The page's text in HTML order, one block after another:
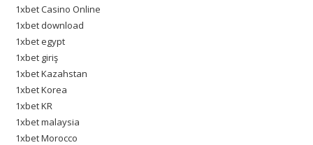
1xbet Casino Online
1xbet download
1xbet egypt
1xbet giriş
1xbet Kazahstan
1xbet Korea
1xbet KR
1xbet malaysia
1xbet Morocco